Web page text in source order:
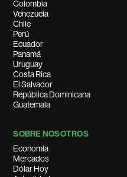
Colombia
Venezuela
Chile
Perú
Ecuador
Panamá
Uruguay
Costa Rica
El Salvador
República Dominicana
Guatemala
SOBRE NOSOTROS
Economía
Mercados
Dólar Hoy